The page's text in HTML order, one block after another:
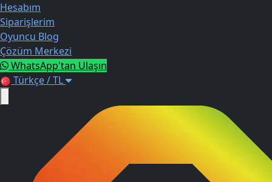
Hesabım
Siparişlerim
Oyuncu Blog
Çözüm Merkezi
WhatsApp'tan Ulaşın
Türkçe / TL